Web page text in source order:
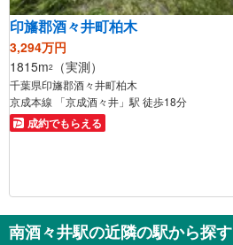
印旛郡酒々井町柏木
3,294万円
1815m2 （実測）
千葉県印旛郡酒々井町柏木
京成本線 「京成酒々井」駅 徒歩18分
成約でもらえる
南酒々井駅の近隣の駅から探す